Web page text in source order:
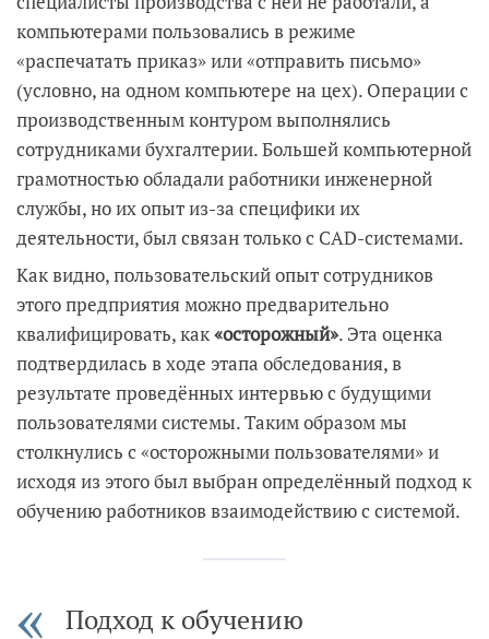
компьютерами пользовались в режиме
«распечатать приказ» или «отправить письмо»
(условно, на одном компьютере на цех). Операции с
производственным контуром выполнялись
сотрудниками бухгалтерии. Большей компьютерной
грамотностью обладали работники инженерной
службы, но их опыт из-за специфики их
деятельности, был связан только с CAD-системами.
Как видно, пользовательский опыт сотрудников
этого предприятия можно предварительно
квалифицировать, как«осторожный». Эта оценка
подтвердилась в ходе этапа обследования, в
результате проведённых интервью с будущими
пользователями системы. Таким образом мы
столкнулись с «осторожными пользователями» и
исходя из этого был выбран определённый подход к
обучению работников взаимодействию с системой.
Подход к обучению